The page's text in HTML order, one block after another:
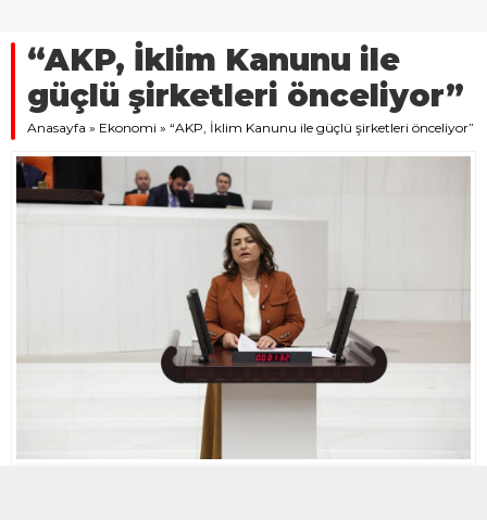
“AKP, İklim Kanunu ile
güçlü şirketleri önceliyor”
Anasayfa » Ekonomi » “AKP, İklim Kanunu ile güçlü şirketleri önceliyor”